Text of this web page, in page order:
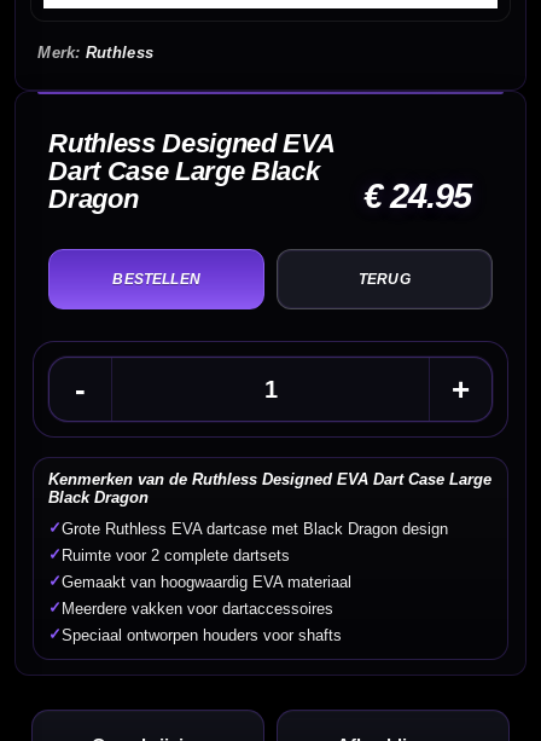
Ruthless
Ruthless Designed EVA
Dart Case Large Black
Dragon
€ 24.95
TERUG
Kenmerken van de Ruthless Designed EVA Dart Case Large
Black Dragon
✓Grote Ruthless EVA dartcase met Black Dragon design
✓ Ruimte voor 2 complete dartsets
✓Gemaakt van hoogwaardig EVA materiaal
✓ Meerdere vakken voor dartaccessoires
✓Speciaal ontworpen houders voor shafts
- +